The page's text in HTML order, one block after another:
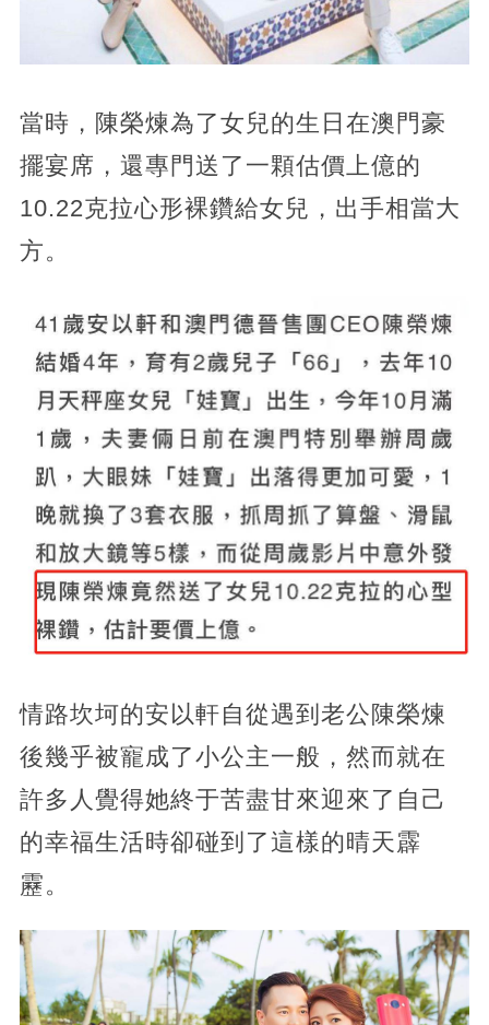
當時，陳榮煉為了女兒的生日在澳門豪
擺宴席，還專門送了一顆估價上億的
10.22克拉心形裸鑽給女兒，出手相當大
方。
情路坎坷的安以軒自從遇到老公陳榮煉
後幾乎被寵成了小公主一般，然而就在
許多人覺得她終于苦盡甘來迎來了自己
的幸福生活時卻碰到了這樣的晴天霹
靂。